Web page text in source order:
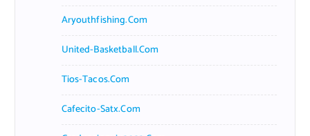
Aryouthfishing.com
United-Basketball.com
Tios-Tacos.com
Cafecito-Satx.com